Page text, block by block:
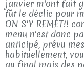
janvier m'ont fait
fût le déclic pour
ON S'Y REMET!!
menu n'est donc
anticipé, prévu
habituellement,